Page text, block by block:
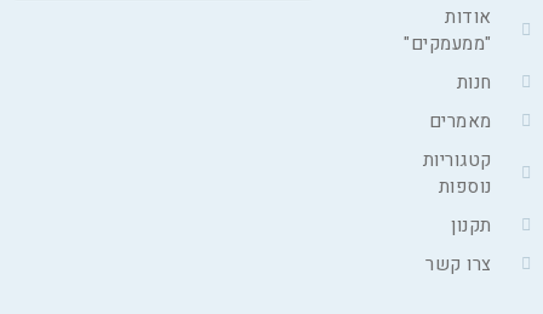
אודות
"ממעמקים"
חנות
מאמרים
קטגוריות
נוספות
תקנון
צרו קשר